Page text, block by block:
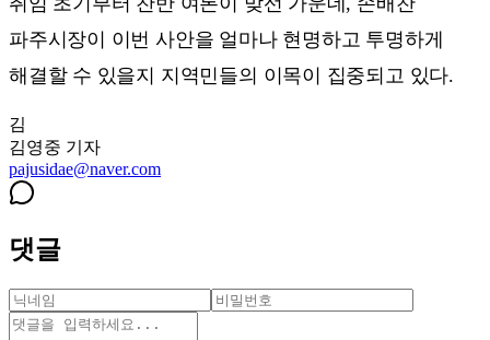
파주시장이 이번 사안을 얼마나 현명하고 투명하게
해결할 수 있을지 지역민들의 이목이 집중되고 있다.
김
김영중 기자
pajusidae@naver.com
댓글